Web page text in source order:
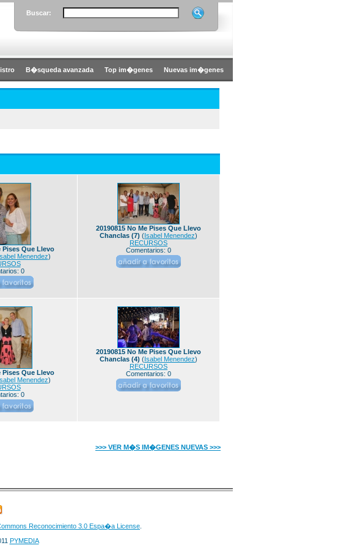
Buscar:
B�squeda avanzada Top im�genes Nuevas im�genes
Pises Que Llevo
Menendez)
0
20190815 No Me Pises Que Llevo
Chanclas (7) (Isabel Menendez)
RECURSOS
Comentarios: 0
Pises Que Llevo
Menendez)
0
20190815 No Me Pises Que Llevo
Chanclas (4) (Isabel Menendez)
RECURSOS
Comentarios: 0
>>> VER M�S IM�GENES NUEVAS >>>
Reconocimiento 3.0 Espa�a License
PYMEDIA